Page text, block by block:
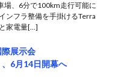
場、6分で100km走行可能に
ンフラ整備を手掛けるTerra
家電量[…]
展示会
6月14日開幕へ